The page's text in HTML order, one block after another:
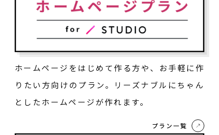
ホームページをはじめて作る方や、お手軽に作
りたい方向けのプラン。リーズナブルにちゃん
としたホームページが作れます。
プラン一覧